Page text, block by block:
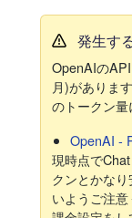
発生す
OpenAIの
月)がありま
のトークン量
OpenAI -
現時点で
クンとかな
いようご注意